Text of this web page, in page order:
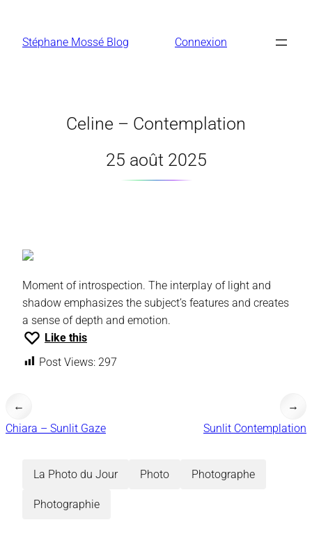
contenu
Stéphane Mossé Blog Connexion
Celine – Contemplation
25 août 2025
Moment of introspection. The interplay of light and
shadow emphasizes the subject’s features and creates
a sense of depth and emotion.
Like this
Post Views: 297
←
Chiara – Sunlit Gaze
Sunlit Contemplation
→
La Photo du Jour Photo Photographe
Photographie